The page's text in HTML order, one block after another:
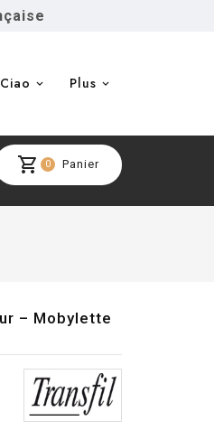
Plus
shopping_cart 0 Panier
– Mobylette